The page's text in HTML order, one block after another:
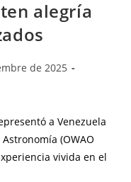
alegría
de 2025
a Venezuela
(OWAO
vivida en el